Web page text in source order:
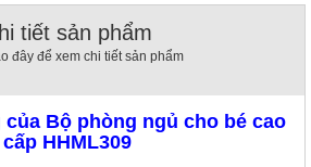
tiết sản phẩm
đây để xem chi tiết sản phẩm
Bộ phòng ngủ cho bé cao
cấp HHML309